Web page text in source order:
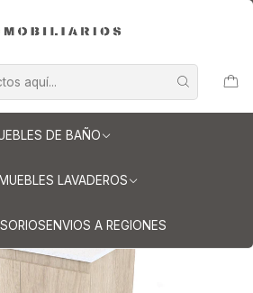
DE BAÑO
LAVADEROS
ENVIOS A REGIONES
al piso simple de cuarzo
al piso simple de cuarzo / 80 cm
80 cm con cubierta de cuarzo M2-838